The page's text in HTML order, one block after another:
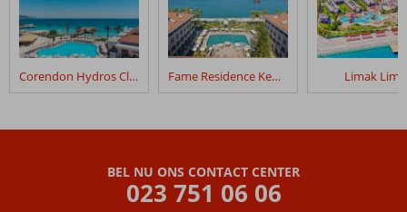
Corendon Hydros Club Kemer Fame Residence Kemer & Spa Limak
BEL NU ONS CONTACT CENTER
023 751 06 06